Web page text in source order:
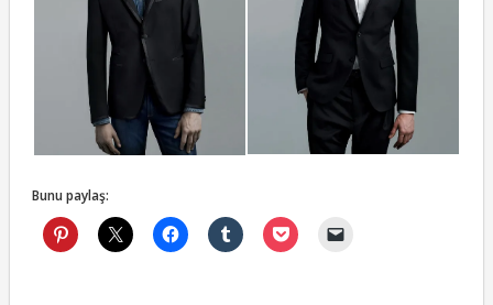
Bunu paylaş: